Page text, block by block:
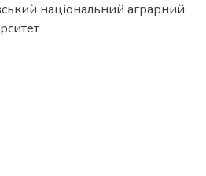
національний аграрний